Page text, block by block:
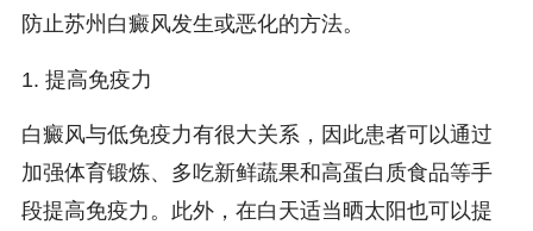
防止苏州白癜风发生或恶化的方法。
1. 提高免疫力
白癜风与低免疫力有很大关系，因此患者可以通过
加强体育锻炼、多吃新鲜蔬果和高蛋白质食品等手
段提高免疫力。此外，在白天适当晒太阳也可以提